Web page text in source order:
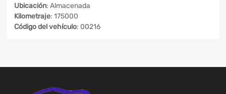
Ubicación: Almacenada
Kilometraje: 175000
Código del vehículo: 00216